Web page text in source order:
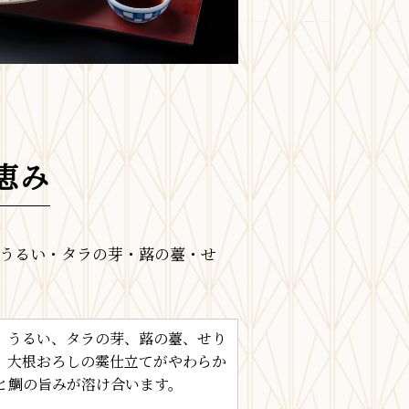
み
るい・タラの芽・蕗の薹・せ
るい、タラの芽、蕗の薹、せり
根おろしの霙仕立てがやわらか
の旨みが溶け合います。